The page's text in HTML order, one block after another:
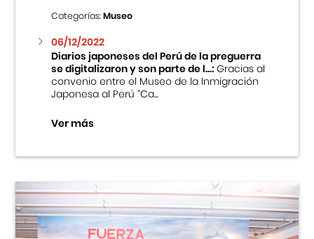
Categorías:Museo
06/12/2022
Diarios japoneses del Perú de la preguerra
se digitalizaron y son parte de l...:Gracias al
convenio entre el Museo de la Inmigración
Japonesa al Perú “Ca...
Ver más